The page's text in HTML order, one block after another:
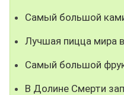
Cамый большой
Лучшая пицца мира
Самый большой
В Долине Смерти